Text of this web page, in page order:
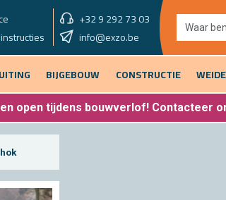
+32 9 292 73 03
info@exzo.be 9u -
BIJGEBOUW CONSTRUCTIE WEIDE
open tijdens bouwverlof! Contacteer